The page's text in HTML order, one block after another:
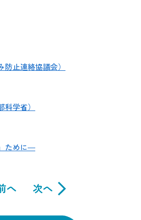
止連絡協議会）
学省）
ために―
へ 次へ